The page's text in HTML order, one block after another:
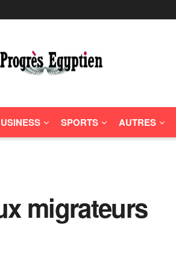
SPORTS AUTRES
migrateurs